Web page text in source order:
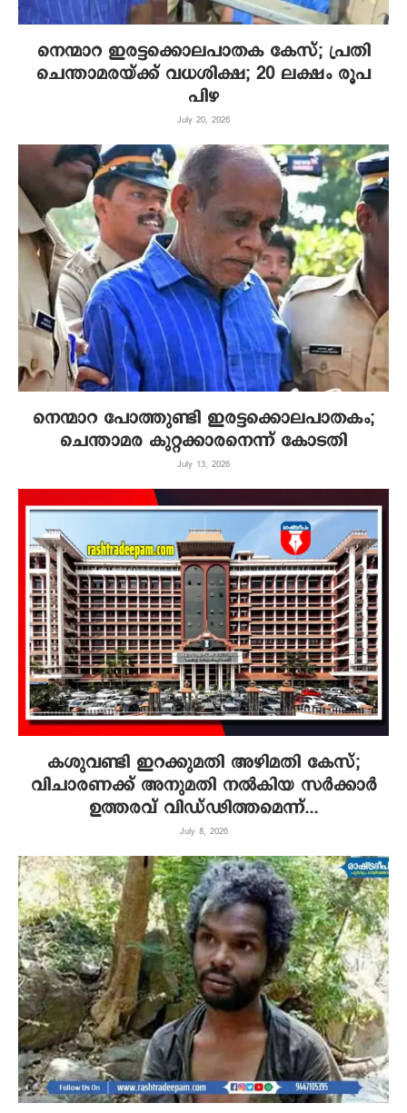
നെന്മാറ ഇരട്ടക്കൊലപാതക കേസ്; പ്രതി
ചെന്താമരയ്ക്ക് വധശിക്ഷ; 20 ലക്ഷം രൂപ
പിഴ
July 20, 2026
നെന്മാറ പോത്തുണ്ടി ഇരട്ടക്കൊലപാതകം;
ചെന്താമര കുറ്റക്കാരനെന്ന് കോടതി
July 13, 2026
കശുവണ്ടി ഇറക്കുമതി അഴിമതി കേസ്;
വിചാരണക്ക് അനുമതി നൽകിയ സ‍ർക്കാ‍‍ർ
ഉത്തരവ് വിഡ്ഢിത്തമെന്ന്...
July 8, 2026